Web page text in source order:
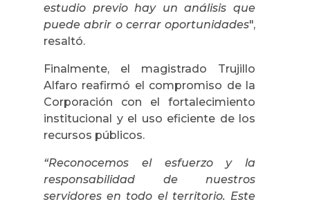
estudio previo hay un análisis que
puede abrir o cerrar oportunidades",
resaltó.
Finalmente, el magistrado Trujillo
Alfaro reafirmó el compromiso de la
Corporación con el fortalecimiento
institucional y el uso eficiente de los
recursos públicos.
“Reconocemos el esfuerzo y la
responsabilidad de nuestros
servidores en todo el territorio. Este